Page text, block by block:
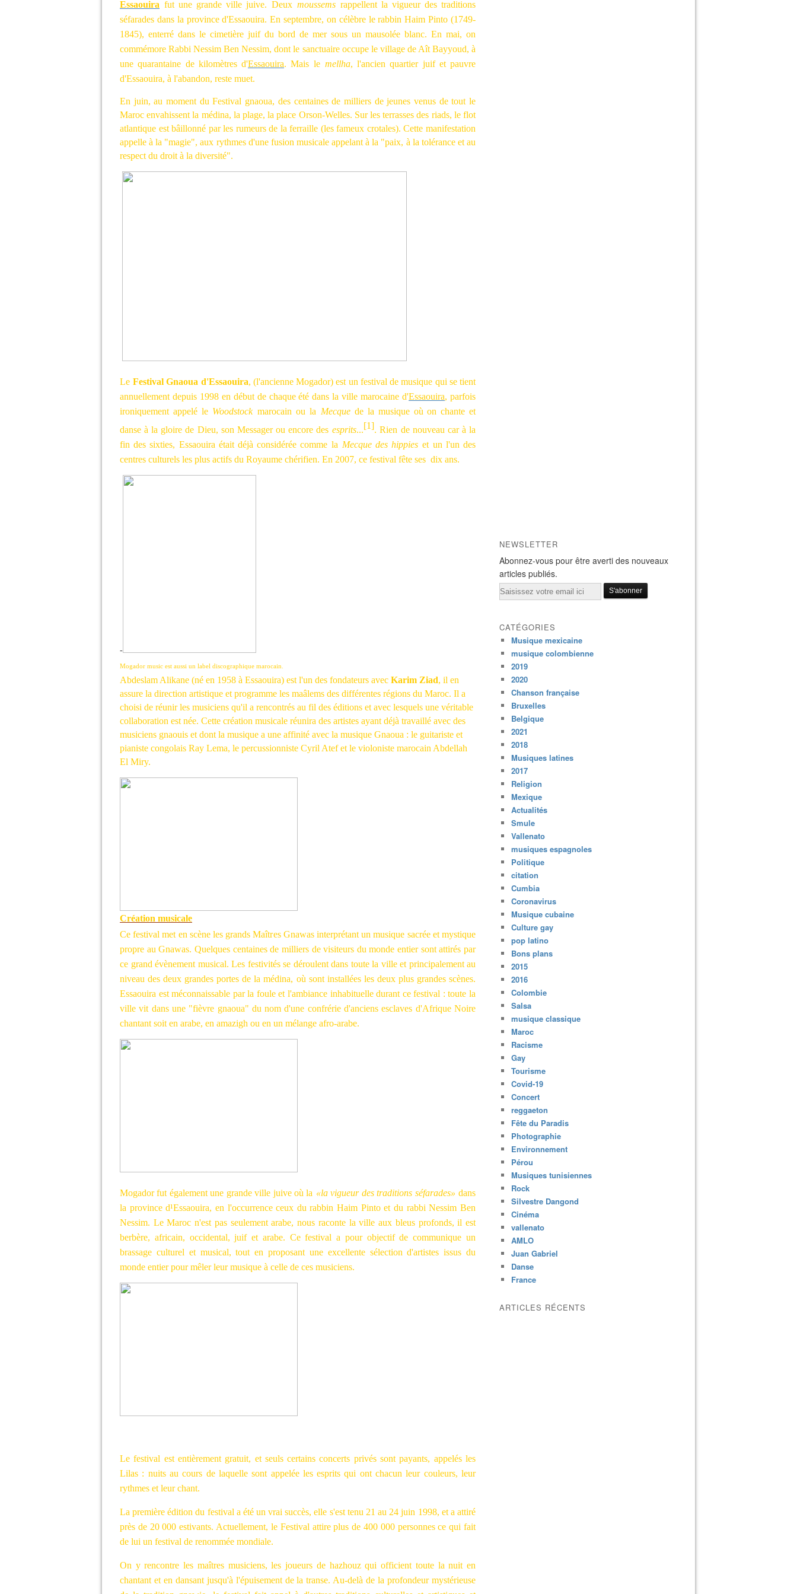
Essaouira fut une grande ville juive. Deux moussems rappellent la vigueur des traditions
séfarades dans la province d'Essaouira. En septembre, on célèbre le rabbin Haim Pinto (1749-
1845), enterré dans le cimetière juif du bord de mer sous un mausolée blanc. En mai, on
commémore Rabbi Nessim Ben Nessim, dont le sanctuaire occupe le village de Aît Bayyoud, à
une quarantaine de kilomètres d'Essaouira. Mais le mellha, l'ancien quartier juif et pauvre
d'Essaouira, à l'abandon, reste muet.
En juin, au moment du Festival gnaoua, des centaines de milliers de jeunes venus de tout le
Maroc envahissent la médina, la plage, la place Orson-Welles. Sur les terrasses des riads, le flot
atlantique est bâillonné par les rumeurs de la ferraille (les fameux crotales). Cette manifestation
appelle à la "magie", aux rythmes d'une fusion musicale appelant à la "paix, à la tolérance et au
respect du droit à la diversité".
Le Festival Gnaoua d'Essaouira, (l'ancienne Mogador) est un festival de musique qui se tient
annuellement depuis 1998 en début de chaque été dans la ville marocaine d'Essaouira, parfois
ironiquement appelé le Woodstock marocain ou la Mecque de la musique où on chante et
danse à la gloire de Dieu, son Messager ou encore des esprits...[1]. Rien de nouveau car à la
fin des sixties, Essaouira était déjà considérée comme la Mecque des hippies et un l'un des
centres culturels les plus actifs du Royaume chérifien. En 2007, ce festival fête ses dix ans.
-
Mogador music est aussi un label discographique marocain.
Abdeslam Alikane (né en 1958 à Essaouira) est l'un des fondateurs avec Karim Ziad, il en
assure la direction artistique et programme les maâlems des différentes régions du Maroc. Il a
choisi de réunir les musiciens qu'il a rencontrés au fil des éditions et avec lesquels une véritable
collaboration est née. Cette création musicale réunira des artistes ayant déjà travaillé avec des
musiciens gnaouis et dont la musique a une affinité avec la musique Gnaoua : le guitariste et
pianiste congolais Ray Lema, le percussionniste Cyril Atef et le violoniste marocain Abdellah
El Miry.
Création musicale
Ce festival met en scène les grands Maîtres Gnawas interprétant un musique sacrée et mystique
propre au Gnawas. Quelques centaines de milliers de visiteurs du monde entier sont attirés par
ce grand évènement musical. Les festivités se déroulent dans toute la ville et principalement au
niveau des deux grandes portes de la médina, où sont installées les deux plus grandes scènes.
Essaouira est méconnaissable par la foule et l'ambiance inhabituelle durant ce festival : toute la
ville vit dans une "fièvre gnaoua" du nom d'une confrérie d'anciens esclaves d'Afrique Noire
chantant soit en arabe, en amazigh ou en un mélange afro-arabe.
Mogador fut également une grande ville juive où la «la vigueur des traditions séfarades» dans
la province d¹Essaouira, en l'occurrence ceux du rabbin Haim Pinto et du rabbi Nessim Ben
Nessim. Le Maroc n'est pas seulement arabe, nous raconte la ville aux bleus profonds, il est
berbère, africain, occidental, juif et arabe. Ce festival a pour objectif de communique un
brassage culturel et musical, tout en proposant une excellente sélection d'artistes issus du
monde entier pour mêler leur musique à celle de ces musiciens.
Le festival est entièrement gratuit, et seuls certains concerts privés sont payants, appelés les
Lilas : nuits au cours de laquelle sont appelée les esprits qui ont chacun leur couleurs, leur
rythmes et leur chant.
La première édition du festival a été un vrai succès, elle s'est tenu 21 au 24 juin 1998, et a attiré
près de 20 000 estivants. Actuellement, le Festival attire plus de 400 000 personnes ce qui fait
de lui un festival de renommée mondiale.
On y rencontre les maîtres musiciens, les joueurs de hazhouz qui officient toute la nuit en
chantant et en dansant jusqu'à l'épuisement de la transe. Au-delà de la profondeur mystérieuse
NEWSLETTER
Abonnez-vous pour être averti des nouveaux
articles publiés.
Email
CATÉGORIES
Musique mexicaine
musique colombienne
2019
2020
Chanson française
Bruxelles
Belgique
2021
2018
Musiques latines
2017
Religion
Mexique
Actualités
Smule
Vallenato
musiques espagnoles
Politique
citation
Cumbia
Coronavirus
Musique cubaine
Culture gay
pop latino
Bons plans
2015
2016
Colombie
Salsa
musique classique
Maroc
Racisme
Gay
Tourisme
Covid-19
Concert
reggaeton
Fête du Paradis
Photographie
Environnement
Pérou
Musiques tunisiennes
Rock
Silvestre Dangond
Cinéma
vallenato
AMLO
Juan Gabriel
Danse
France
ARTICLES RÉCENTS